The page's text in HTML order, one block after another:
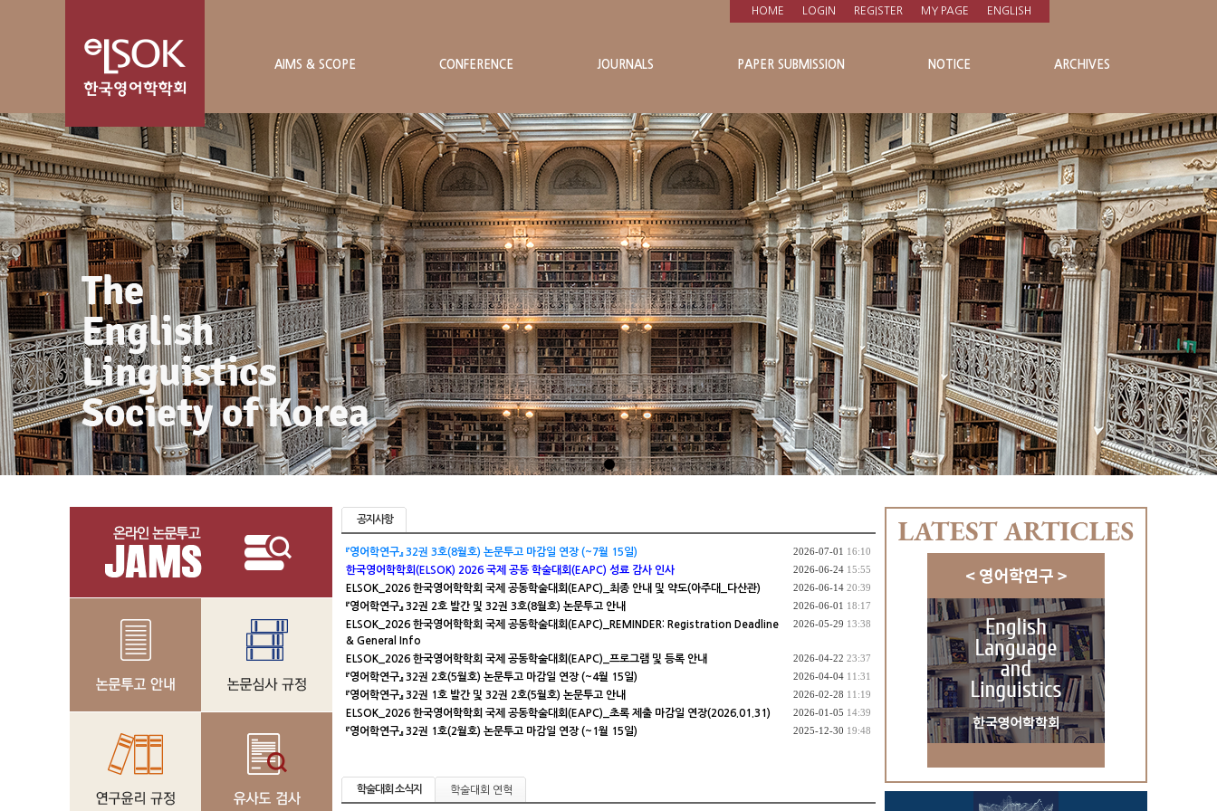
HOME LOGIN REGISTER MY PAGE ENGLISH
AIMS & SCOPE CONFERENCE JOURNALS PAPER SUBMISSION NOTICE ARCHIVES
공지사항
『영어학연구』 32권 3호(8월호) 논문투고 마감일 연장 (~7월 15일) 2026-07-01 16:10
한국영어학학회(ELSOK) 2026 국제 공동 학술대회(EAPC) 성료 감사 인사
2026-06-24 15:55
ELSOK_2026 한국영어학학회 국제 공동학술대회(EAPC)_최종 안내 및 약도(아주대_다산관)
2026-06-14 20:39
『영어학연구』 32권 2호 발간 및 32권 3호(8월호) 논문투고 안내
2026-06-01 18:17
ELSOK_2026 한국영어학학회 국제 공동학술대회(EAPC)_REMINDER: Registration Deadline
& General Info
2026-05-29 13:38
ELSOK_2026 한국영어학학회 국제 공동학술대회(EAPC)_프로그램 및 등록 안내 2026-04-22 23:37
『영어학연구』 32권 2호(5월호) 논문투고 마감일 연장 (~4월 15일)
2026-04-04 11:31
『영어학연구』 32권 1호 발간 및 32권 2호(5월호) 논문투고 안내
2026-02-28 11:19
ELSOK_2026 한국영어학학회 국제 공동학술대회(EAPC)_초록 제출 마감일 연장(2026.01.31)
2026-01-05 14:39
『영어학연구』 32권 1호(2월호) 논문투고 마감일 연장 (~1월 15일)
2025-12-30 19:48
학술대회 소식지 학술대회 연혁